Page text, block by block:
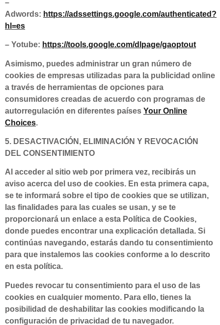
–
Adwords: https://adssettings.google.com/authenticated?
hl=es
– Yotube: https://tools.google.com/dlpage/gaoptout
Asimismo, puedes administrar un gran número de
cookies de empresas utilizadas para la publicidad online
a través de herramientas de opciones para
consumidores creadas de acuerdo con programas de
autorregulación en diferentes países Your Online
Choices.
5. DESACTIVACIÓN, ELIMINACIÓN Y REVOCACIÓN
DEL CONSENTIMIENTO
Al acceder al sitio web por primera vez, recibirás un
aviso acerca del uso de cookies. En esta primera capa,
se te informará sobre el tipo de cookies que se utilizan,
las finalidades para las cuales se usan, y se te
proporcionará un enlace a esta Política de Cookies,
donde puedes encontrar una explicación detallada. Si
continúas navegando, estarás dando tu consentimiento
para que instalemos las cookies conforme a lo descrito
en esta política.
Puedes revocar tu consentimiento para el uso de las
cookies en cualquier momento. Para ello, tienes la
posibilidad de deshabilitar las cookies modificando la
configuración de privacidad de tu navegador.